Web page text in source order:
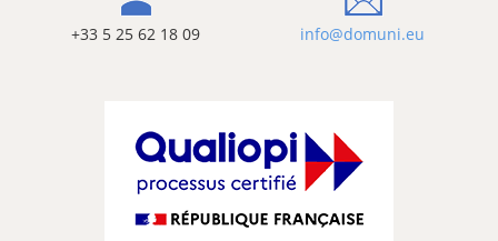
+33 5 25 62 18 09 info@domuni.eu